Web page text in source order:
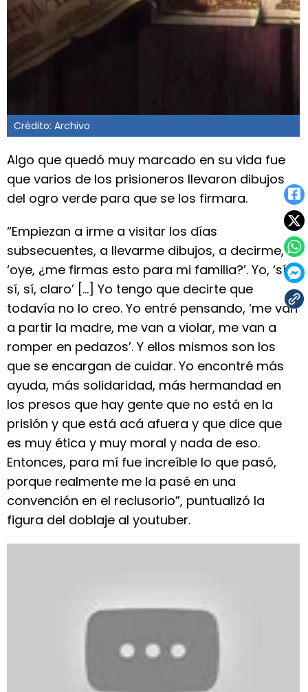
Crédito: Archivo
Algo que quedó muy marcado en su vida fue
que varios de los prisioneros llevaron dibujos
del ogro verde para que se los firmara.
“Empiezan a irme a visitar los días
subsecuentes, a llevarme dibujos, a decirme,
‘oye, ¿me firmas esto para mi familia?’. Yo, ‘sí,
sí, sí, claro’ [...] Yo tengo que decirte que
todavía no lo creo. Yo entré pensando, ‘me van
a partir la madre, me van a violar, me van a
romper en pedazos’. Y ellos mismos son los
que se encargan de cuidar. Yo encontré más
ayuda, más solidaridad, más hermandad en
los presos que hay gente que no está en la
prisión y que está acá afuera y que dice que
es muy ética y muy moral y nada de eso.
Entonces, para mí fue increíble lo que pasó,
porque realmente me la pasé en una
convención en el reclusorio”, puntualizó la
figura del doblaje al youtuber.